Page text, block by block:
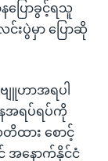
ပြောခွင့်ရသူ
င်းပွဲမှာ ပြောဆို
ျူဟာအရပါ
ေအရပ်ရပ်ကို
ား စောင့်
အနောက်နိုင်ငံ